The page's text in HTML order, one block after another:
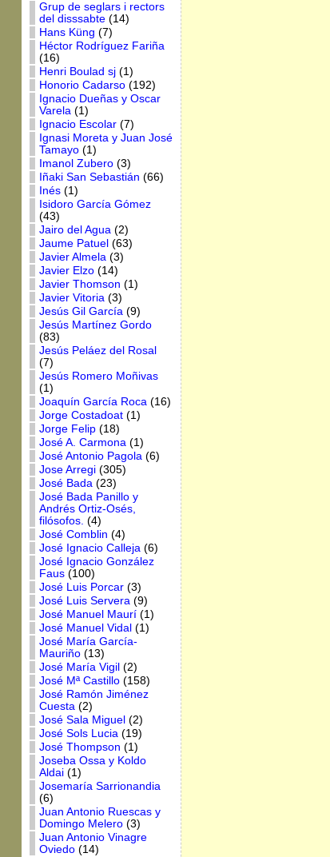
Grup de seglars i rectors
del disssabte(14)
Hans Küng (7)
Héctor Rodríguez Fariña
(16)
Henri Boulad sj(1)
Honorio Cadarso(192)
Ignacio Dueñas y Oscar
Varela(1)
Ignacio Escolar(7)
Ignasi Moreta y Juan José
Tamayo(1)
Imanol Zubero(3)
Iñaki San Sebastián (66)
Inés(1)
Isidoro García Gómez
(43)
Jairo del Agua(2)
Jaume Patuel (63)
Javier Almela(3)
Javier Elzo(14)
Javier Thomson (1)
Javier Vitoria(3)
Jesús Gil García(9)
Jesús Martínez Gordo
(83)
Jesús Peláez del Rosal
(7)
Jesús Romero Moñivas
(1)
Joaquín García Roca(16)
Jorge Costadoat(1)
Jorge Felip(18)
José A. Carmona(1)
José Antonio Pagola(6)
Jose Arregi(305)
José Bada(23)
José Bada Panillo y
Andrés Ortiz-Osés,
filósofos. (4)
José Comblin (4)
José Ignacio Calleja(6)
José Ignacio González
Faus(100)
José Luis Porcar(3)
José Luis Servera(9)
José Manuel Maurí(1)
José Manuel Vidal (1)
José María García-
Mauriño(13)
José María Vigil (2)
José Mª Castillo(158)
José Ramón Jiménez
Cuesta(2)
José Sala Miguel (2)
José Sols Lucia(19)
José Thompson (1)
Joseba Ossa y Koldo
Aldai(1)
Josemaría Sarrionandia
(6)
Juan Antonio Ruescas y
Domingo Melero(3)
Juan Antonio Vinagre
Oviedo(14)